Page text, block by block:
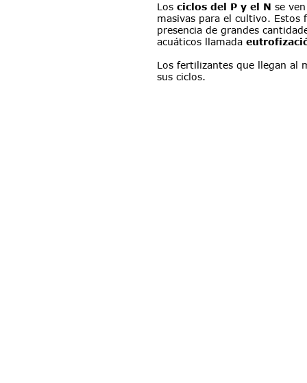
Los ciclos del P y el N se
masivas para el cultivo.
presencia de grandes
acuáticos llamada
Los fertilizantes que llegan al
sus ciclos.